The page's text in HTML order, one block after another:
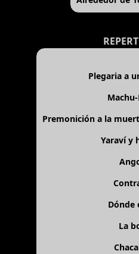
Plegaria a
Premonición a la
Yaraví y
Dónde
La